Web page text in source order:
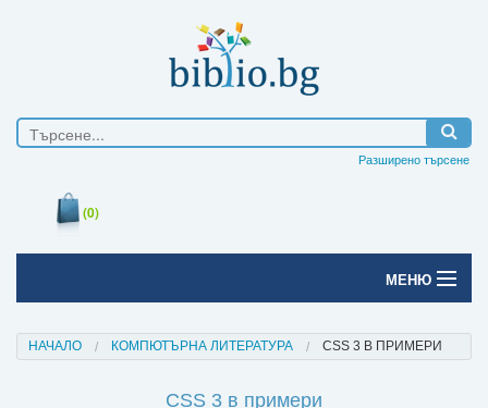
Разширено търсене
(0)
МЕНЮ
НАЧАЛО КОМПЮТЪРНА ЛИТЕРАТУРА CSS 3 В ПРИМЕРИ
CSS 3 в примери